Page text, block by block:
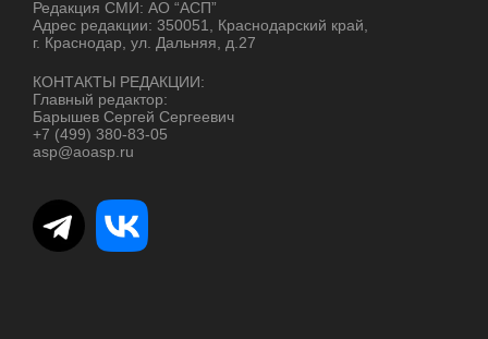
Редакция СМИ: АО “АСП”
Адрес редакции: 350051, Краснодарский край,
г. Краснодар, ул. Дальняя, д.27
КОНТАКТЫ РЕДАКЦИИ:
Главный редактор:
Барышев Сергей Сергеевич
+7 (499) 380-83-05
asp@aoasp.ru